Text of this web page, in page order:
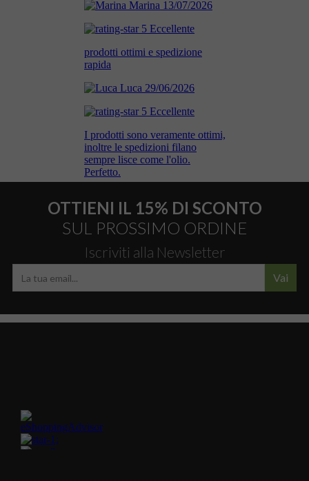
OTTIENI IL 15% DI SCONTO
SUL PROSSIMO ORDINE
Iscriviti alla Newsletter
Vai